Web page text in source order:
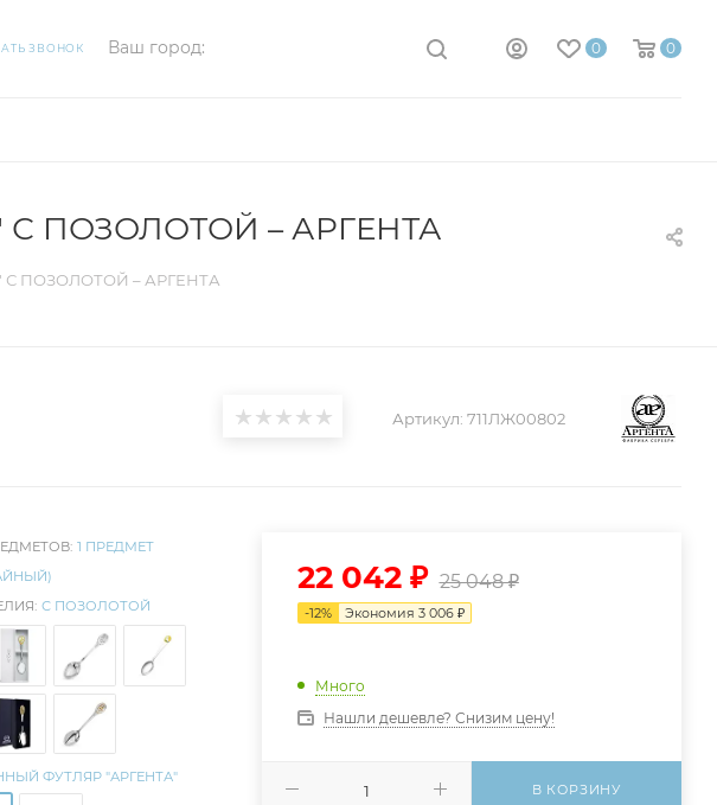
ЗВОНОК Ваш город: 0 0
ПОЗОЛОТОЙ – АРГЕНТА
ПОЗОЛОТОЙ – АРГЕНТА
Артикул: 711ЛЖ00802
1 ПРЕДМЕТ
С ПОЗОЛОТОЙ
ФУТЛЯР "АРГЕНТА"
22 042₽ 25 048₽
-12% Экономия 3 006₽
Много
Нашли дешевле? Снизим цену!
В КОРЗИНУ